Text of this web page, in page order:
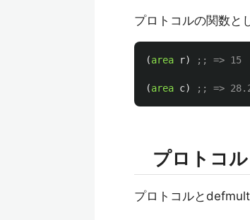
プロトコルの関数と
(area r) ;; => 15
(area c) ;; =>
プロトコ
プロトコルと